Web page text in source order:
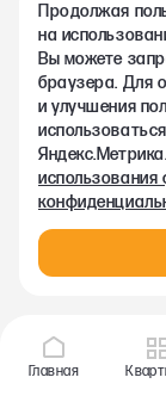
2002-2026.
Политика
Правовая
Согласие на
Согласие на
Любая
исключительно
условиях не
Главная
Продолжая
на
Вы можете
браузера. Для
и улучшения